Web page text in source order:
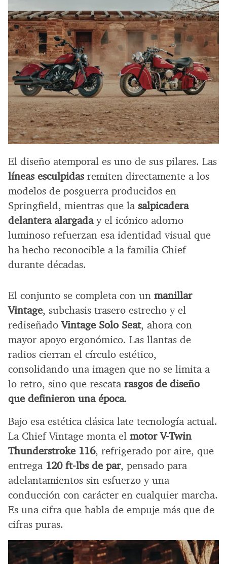
El diseño atemporal es uno de sus pilares. Las
líneas esculpidasremiten directamente a los
modelos de posguerra producidos en
Springfield, mientras que la salpicadera
delantera alargaday el icónico adorno
luminoso refuerzan esa identidad visual que
ha hecho reconocible a la familia Chief
durante décadas.
El conjunto se completa con un manillar
Vintage, subchasis trasero estrecho y el
rediseñadoVintage Solo Seat, ahora con
mayor apoyo ergonómico. Las llantas de
radios cierran el círculo estético,
consolidando una imagen que no se limita a
lo retro, sino que rescata rasgos de diseño
que definieron una época.
Bajo esa estética clásica late tecnología actual.
La Chief Vintage monta el motor V-Twin
Thunderstroke 116, refrigerado por aire, que
entrega 120 ft-lbs de par, pensado para
adelantamientos sin esfuerzo y una
conducción con carácter en cualquier marcha.
Es una cifra que habla de empuje más que de
cifras puras.